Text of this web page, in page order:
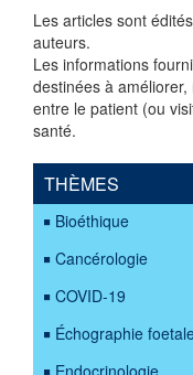
Les articles sont
auteurs.
Les informations
destinées à
entre le patient (ou
santé.
THÈMES
Bioéthique
Cancérologie
COVID-19
Échographie
Endocrinologie